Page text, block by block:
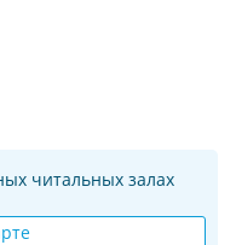
читальных залах